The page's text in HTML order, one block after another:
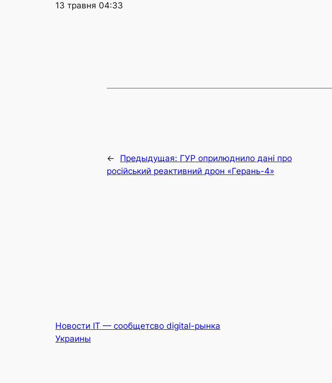
13 травня 04:33
← Предыдущая: ГУР оприлюднило дані про
російський реактивний дрон «Герань-4»
Новости IT — сообщетсво digital-рынка
Украины